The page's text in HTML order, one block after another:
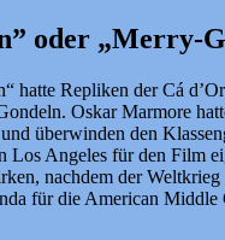
oder „Merry-
hatte Repliken der Cá
Oskar Marmore
überwinden den
Angeles für den Film
nachdem der
für die American